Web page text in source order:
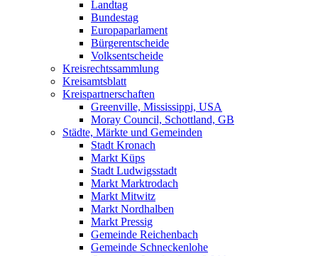
Landtag
Bundestag
Europaparlament
Bürgerentscheide
Volksentscheide
Kreisrechtssammlung
Kreisamtsblatt
Kreispartnerschaften
Greenville, Mississippi, USA
Moray Council, Schottland, GB
Städte, Märkte und Gemeinden
Stadt Kronach
Markt Küps
Stadt Ludwigsstadt
Markt Marktrodach
Markt Mitwitz
Markt Nordhalben
Markt Pressig
Gemeinde Reichenbach
Gemeinde Schneckenlohe